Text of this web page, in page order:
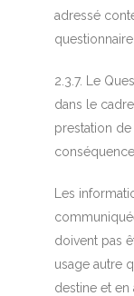
adressé
questionnaire.
2.3.7. Le
dans le
prestation de
Les
doivent pas
usage autre
destine et en